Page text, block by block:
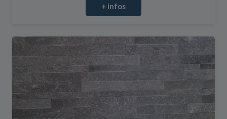
+ infos